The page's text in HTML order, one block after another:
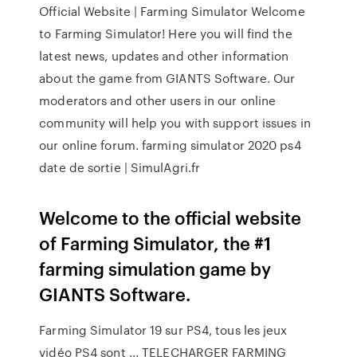
Official Website | Farming Simulator Welcome
to Farming Simulator! Here you will find the
latest news, updates and other information
about the game from GIANTS Software. Our
moderators and other users in our online
community will help you with support issues in
our online forum. farming simulator 2020 ps4
date de sortie | SimulAgri.fr
Welcome to the official website
of Farming Simulator, the #1
farming simulation game by
GIANTS Software.
Farming Simulator 19 sur PS4, tous les jeux
vidéo PS4 sont ... TELECHARGER FARMING